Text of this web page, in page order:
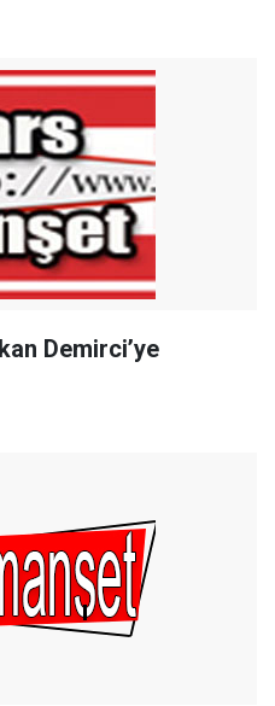
Demirci’ye